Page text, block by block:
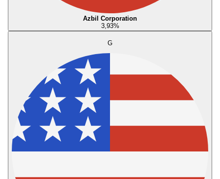
Azbil Corporation
3,93%
G